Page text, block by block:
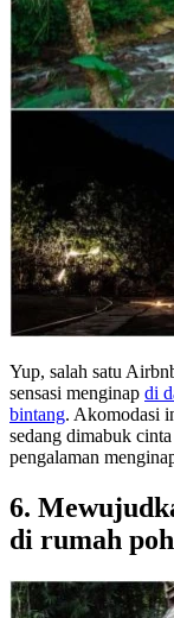
Yup, salah satu
sensasi menginap di
bintang. Akomodasi
sedang dimabuk
pengalaman
6.
di rumah